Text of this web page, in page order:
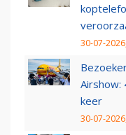
30-07-
Airshow:
keer
30-07-